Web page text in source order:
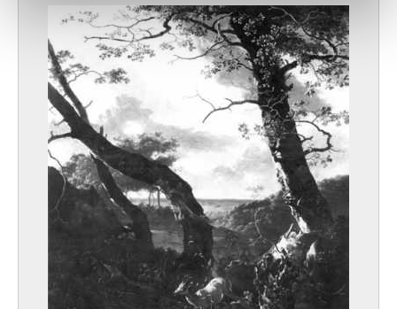
notre site avec nos partenaires de médias sociaux, de
publicité et d'analyse, qui peuvent combiner celles-ci
avec d'autres informations que vous leur avez fournies
ou qu'ils ont collectées lors de votre utilisation de leurs
services.